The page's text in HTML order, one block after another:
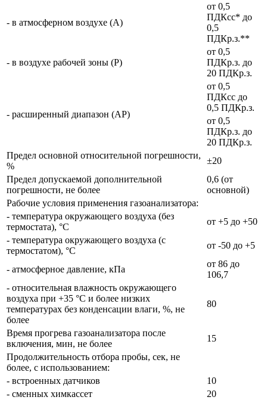
- в атмосферном воздухе (А)
от 0,5
ПДКсс* до
0,5
ПДКр.з.**
- в воздухе рабочей зоны (Р)
от 0,5
ПДКр.з. до
20 ПДКр.з.
- расширенный диапазон (АР)
от 0,5
ПДКсс до
0,5 ПДКр.з.
от 0,5
ПДКр.з. до
20 ПДКр.з.
Предел основной относительной погрешности,
%
±20
Предел допускаемой дополнительной
погрешности, не более
0,6 (от
основной)
Рабочие условия применения газоанализатора:
- температура окружающего воздуха (без
термостата), °С
от +5 до +50
- температура окружающего воздуха (с
термостатом), °С
от -50 до +5
- атмосферное давление, кПа
от 86 до
106,7
- относительная влажность окружающего
воздуха при +35 °С и более низких
температурах без конденсации влаги, %, не
более
80
Время прогрева газоанализатора после
включения, мин, не более
15
Продолжительность отбора пробы, сек, не
более, с использованием:
- встроенных датчиков
10
- сменных химкассет
20